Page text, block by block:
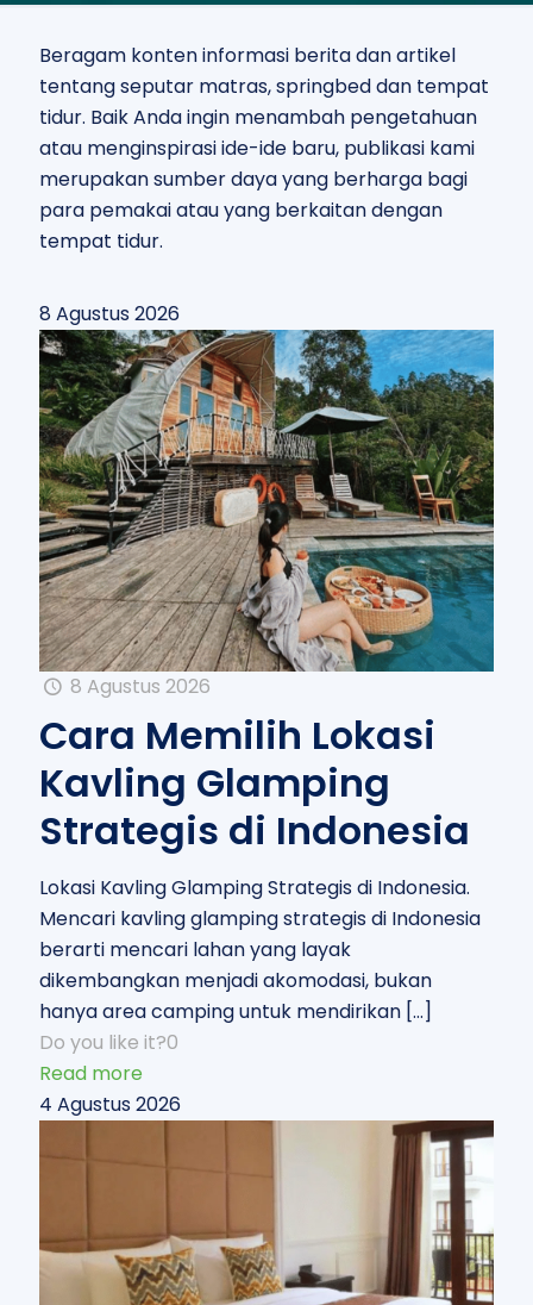
Beragam konten informasi berita dan artikel
tentang seputar matras, springbed dan tempat
tidur. Baik Anda ingin menambah pengetahuan
atau menginspirasi ide-ide baru, publikasi kami
merupakan sumber daya yang berharga bagi
para pemakai atau yang berkaitan dengan
tempat tidur.
8 Agustus 2026
8 Agustus 2026
Cara Memilih Lokasi
Kavling Glamping
Strategis di Indonesia
Lokasi Kavling Glamping Strategis di Indonesia.
Mencari kavling glamping strategis di Indonesia
berarti mencari lahan yang layak
dikembangkan menjadi akomodasi, bukan
hanya area camping untuk mendirikan […]
Do you like it?0
Read more
4 Agustus 2026